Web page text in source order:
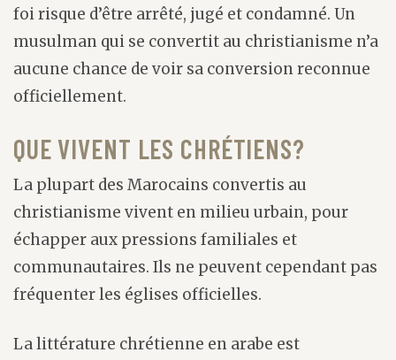
foi risque d’être arrêté, jugé et condamné. Un
musulman qui se convertit au christianisme n’a
aucune chance de voir sa conversion reconnue
officiellement.
QUE VIVENT LES CHRÉTIENS?
La plupart des Marocains convertis au
christianisme vivent en milieu urbain, pour
échapper aux pressions familiales et
communautaires. Ils ne peuvent cependant pas
fréquenter les églises officielles.
La littérature chrétienne en arabe est